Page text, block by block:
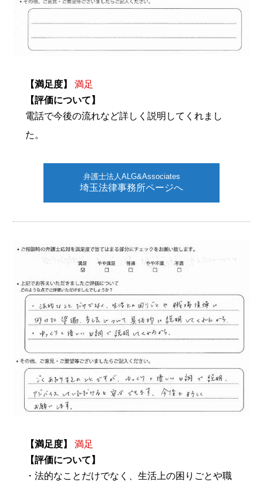
【満足度】
満足
【評価について】
電話で今後の流れなど詳しく説明してくれまし
た。
弁護士法人ALG&Associates
埼玉法律事務所ページへ
【満足度】
満足
【評価について】
・法的なことだけでなく、生活上の困りごとや職